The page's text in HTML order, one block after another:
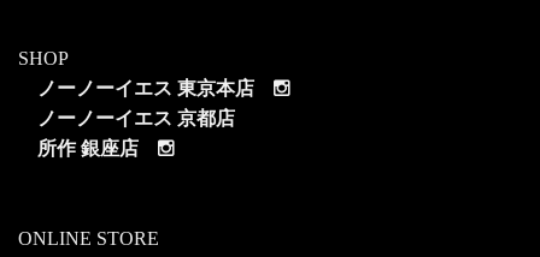
SHOP
ノーノーイエス 東京本店
ノーノーイエス 京都店
所作 銀座店
ONLINE STORE